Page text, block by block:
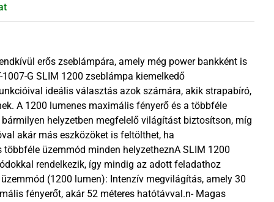
erős zseblámpára, amely még power bankként is
1007-G SLIM 1200 zseblámpa kiemelkedő
ideális választás azok számára, akik strapabíró,
A 1200 lumenes maximális fényerő és a többféle
helyzetben megfelelő világítást biztosítson, míg
akár más eszközöket is feltölthet, ha
többféle üzemmód minden helyzetheznA SLIM 1200
rendelkezik, így mindig az adott feladathoz
(1200 lumen): Intenzív megvilágítás, amely 30
fényerőt, akár 52 méteres hatótávval.n- Magas